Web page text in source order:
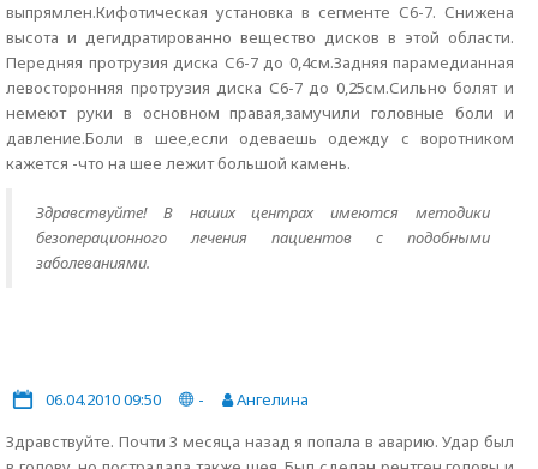
выпрямлен.Кифотическая установка в сегменте С6-7. Снижена
высота и дегидратированно вещество дисков в этой области.
Передняя протрузия диска С6-7 до 0,4см.Задняя парамедианная
левосторонняя протрузия диска С6-7 до 0,25см.Сильно болят и
немеют руки в основном правая,замучили головные боли и
давление.Боли в шее,если одеваешь одежду с воротником
кажется -что на шее лежит большой камень.
Здравствуйте! В наших центрах имеются методики
безоперационного лечения пациентов с подобными
заболеваниями.
06.04.2010 09:50 -
Ангелина
Здравствуйте. Почти 3 месяца назад я попала в аварию. Удар был